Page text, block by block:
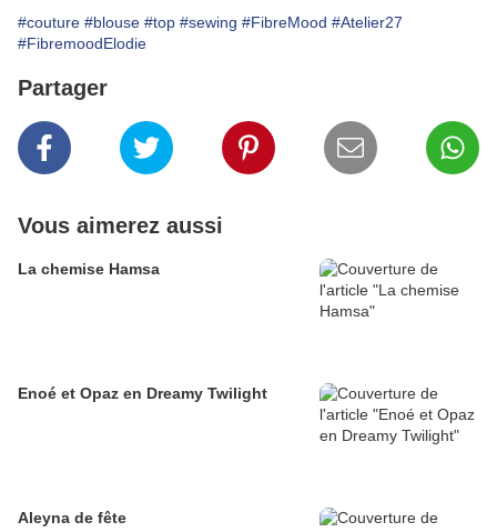
#couture #blouse #top #sewing #FibreMood #Atelier27
#FibremoodElodie
Partager
Vous aimerez aussi
La chemise Hamsa
Enoé et Opaz en Dreamy Twilight
Aleyna de fête